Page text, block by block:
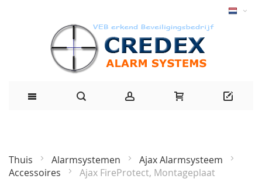
Thuis Alarmsystemen
Ajax Alarmsysteem
Accessoires
Ajax FireProtect, Montageplaat